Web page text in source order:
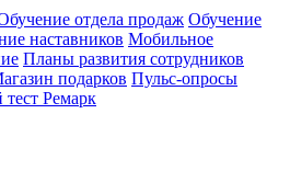
отдела продаж Обучение
наставников Мобильное
Планы развития сотрудников
подарков Пульс-опросы
Ремарк